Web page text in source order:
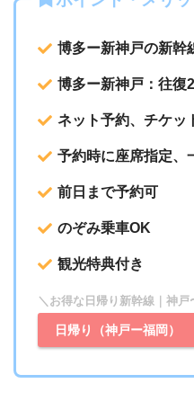
博多ー新神戸の新幹
博多ー新神戸：往復
ネット予約、チケッ
予約時に座席指定、
前日まで予約可
のぞみ乗車OK
観光特典付き
＼お得な日帰り新幹線｜神戸
日帰り（神戸ー福岡）